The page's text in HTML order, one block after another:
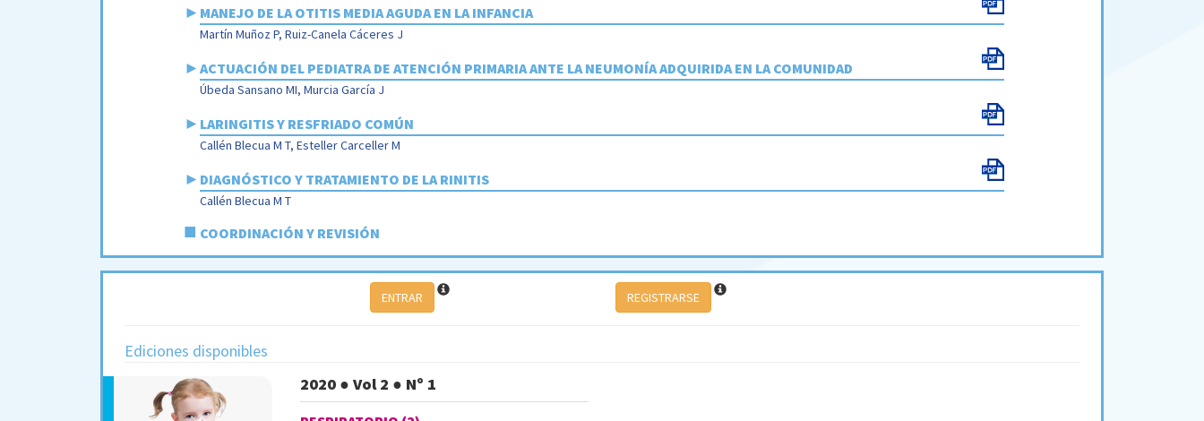
► MANEJO DE LA OTITIS MEDIA AGUDA EN LA INFANCIA
Martín Muñoz P, Ruiz-Canela Cáceres J
► ACTUACIÓN DEL PEDIATRA DE ATENCIÓN PRIMARIA ANTE LA NEUMONÍA ADQUIRIDA EN LA COMUNIDAD
Úbeda Sansano MI, Murcia García J
► LARINGITIS Y RESFRIADO COMÚN
Callén Blecua M T, Esteller Carceller M
► DIAGNÓSTICO Y TRATAMIENTO DE LA RINITIS
Callén Blecua M T
■ COORDINACIÓN Y REVISIÓN
ENTRAR REGISTRARSE
Ediciones disponibles
2020 ● Vol 2 ● Nº 1